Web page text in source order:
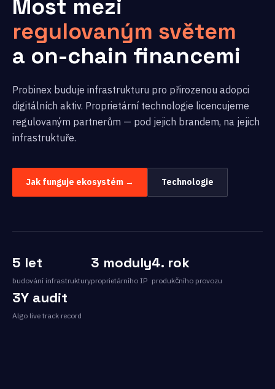
Most mezi
regulovaným světem
a on-chain financemi
Probinex buduje infrastrukturu pro přirozenou adopci
digitálních aktiv. Proprietární technologie licencujeme
regulovaným partnerům — pod jejich brandem, na jejich
infrastruktuře.
Jak funguje ekosystém → Technologie
5 let
budování infrastruktury
3 moduly
proprietárního IP
4. rok
produkčního provozu
3Y audit
Algo live track record